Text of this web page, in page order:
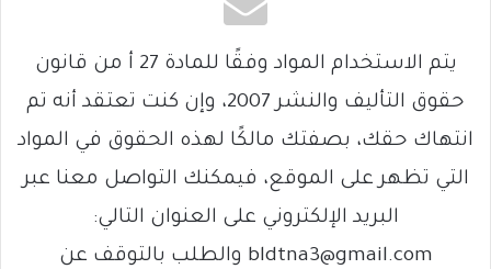
يتم الاستخدام المواد وفقًا للمادة 27 أ من قانون
حقوق التأليف والنشر 2007، وإن كنت تعتقد أنه تم
انتهاك حقك، بصفتك مالكًا لهذه الحقوق في المواد
التي تظهر على الموقع، فيمكنك التواصل معنا عبر
البريد الإلكتروني على العنوان التالي:
bldtna3@gmail.com والطلب بالتوقف عن